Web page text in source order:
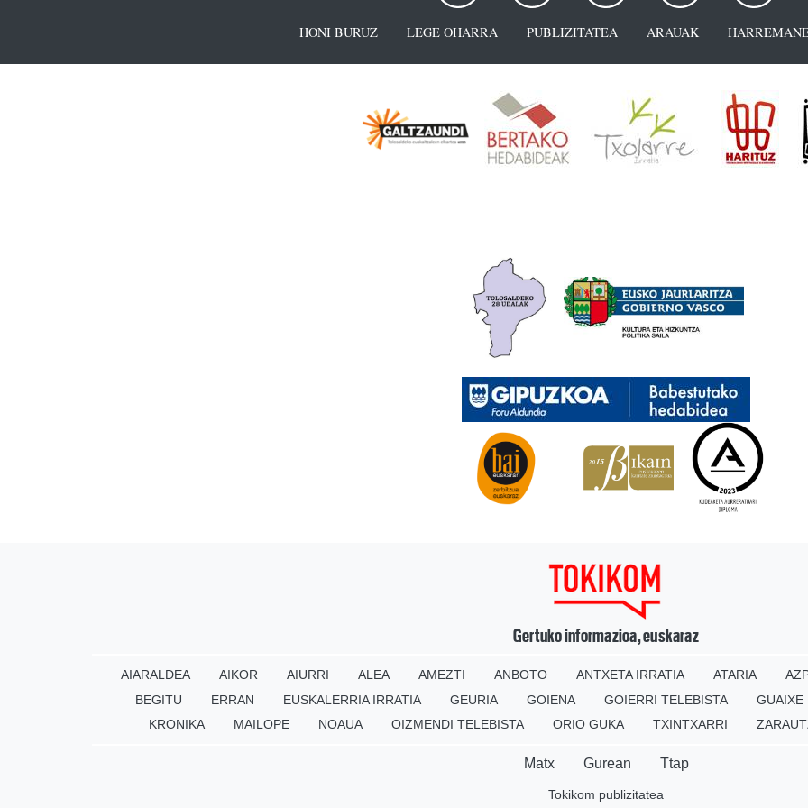
HONI BURUZ LEGE OHARRA PUBLIZITATEA ARAUAK
Gertuko informazioa, euskaraz
AIARALDEA AIKOR AIURRI ALEA AMEZTI ANBOTO ANTXETA IRRATIA ATARIA
BEGITU
ERRAN EUSKALERRIA IRRATIA GEURIA GOIENA GOIERRI TELEBISTA
GUAIXE
KRONIKA
MAILOPE NOAUA OIZMENDI TELEBISTA ORIO GUKA TXINTXARRI
Matx Gurean Ttap
Tokikom publizitatea